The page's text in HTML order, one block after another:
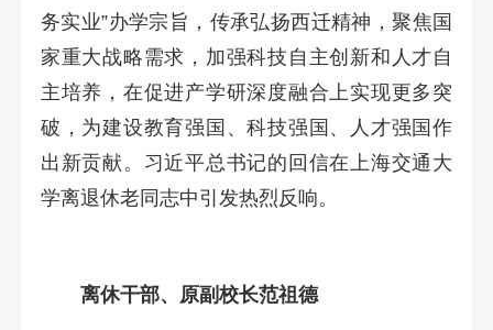
务实业”办学宗旨，传承弘扬西迁精神，聚焦国
家重大战略需求，加强科技自主创新和人才自
主培养，在促进产学研深度融合上实现更多突
破，为建设教育强国、科技强国、人才强国作
出新贡献。习近平总书记的回信在上海交通大
学离退休老同志中引发热烈反响。
离休干部、原副校长范祖德